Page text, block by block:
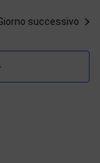
viste
successivo